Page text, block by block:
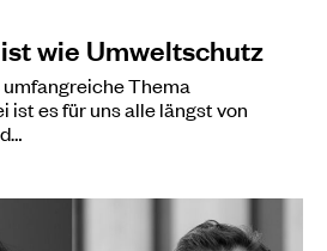
wie Umweltschutz
Thema
ist es für uns alle längst von